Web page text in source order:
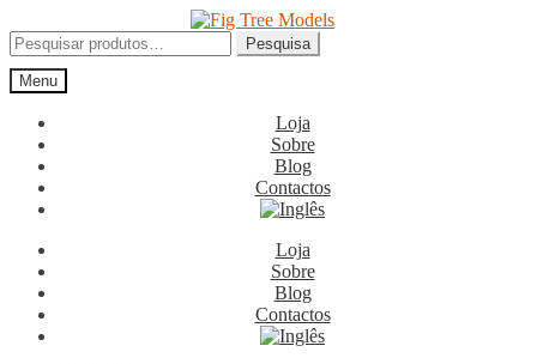
para
a
navegação
para
o
conteúdo
Pesquisar
por:
Pesquisa
Menu
Loja
Sobre
Blog
Contactos
Loja
Sobre
Blog
Contactos